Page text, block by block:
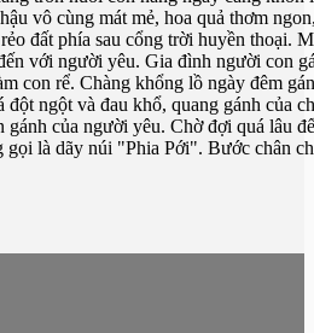
vô cùng mát mẻ, hoa quả thơm
đất phía sau cổng trời huyền
với người yêu. Gia đình người con
con rể. Chàng khổng lồ ngày đêm
đột ngột và đau khổ, quang gánh của
gánh của người yêu. Chờ đợi quá lâu
là dãy núi "Phia Pới". Bước chân